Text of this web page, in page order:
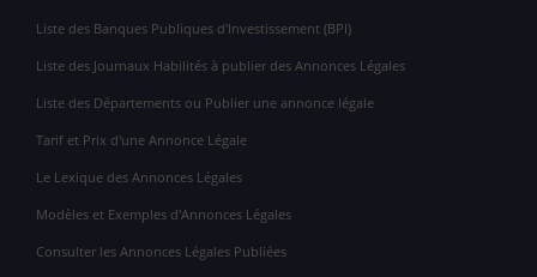
Liste des Banques Publiques d'Investissement (BPI)
Liste des Journaux Habilités à publier des Annonces Légales
Liste des Départements ou Publier une annonce légale
Tarif et Prix d'une Annonce Légale
Le Lexique des Annonces Légales
Modèles et Exemples d'Annonces Légales
Consulter les Annonces Légales Publiées